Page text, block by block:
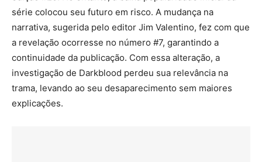
série colocou seu futuro em risco. A mudança na
narrativa, sugerida pelo editor Jim Valentino, fez com que
a revelação ocorresse no número #7, garantindo a
continuidade da publicação. Com essa alteração, a
investigação de Darkblood perdeu sua relevância na
trama, levando ao seu desaparecimento sem maiores
explicações.